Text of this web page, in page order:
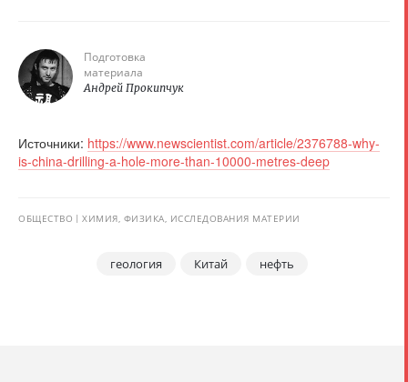
Подготовка
материала
Андрей Прокипчук
Источники: https://www.newscientist.com/article/2376788-why-
is-china-drilling-a-hole-more-than-10000-metres-deep
ОБЩЕСТВО ХИМИЯ, ФИЗИКА, ИССЛЕДОВАНИЯ МАТЕРИИ
геология Китай нефть